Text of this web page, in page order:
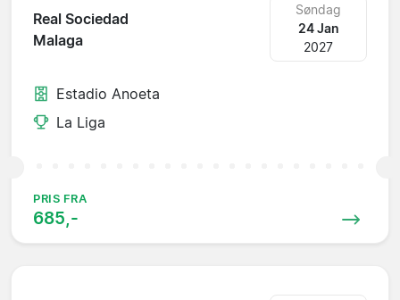
Real Sociedad
Malaga
Søndag
24 Jan
2027
Estadio Anoeta
La Liga
PRIS FRA
685,-